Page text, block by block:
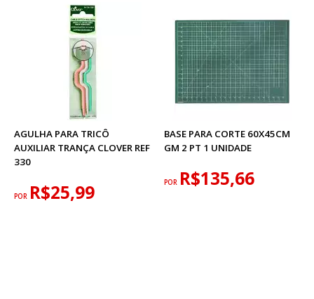
AGULHA PARA TRICÔ
AUXILIAR TRANÇA CLOVER REF
330
POR R$25,99
BASE PARA CORTE 60X45CM
GM 2 PT 1 UNIDADE
POR R$135,66